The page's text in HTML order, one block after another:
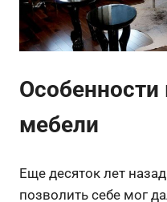
мебели
Еще десяток лет
позволить себе мог